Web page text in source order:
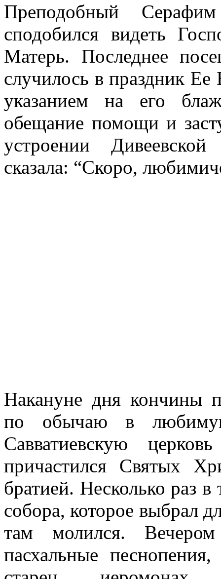
Преподобный
сподобился видеть
Матерь. Последнее
случилось в праздник
указанием на его
обещание помощи и
устроении
сказала: “Скоро,
Накануне дня кончины
по обычаю в
Савватиевскую
причастился Святых
братией. Несколько раз
собора, которое выбрал
там молился.
пасхальные